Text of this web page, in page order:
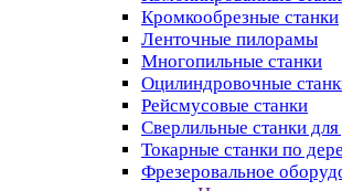
Кромкообрезные станки
Ленточные пилорамы
Многопильные станки
Оцилиндровочные
Рейсмусовые станки
Сверлильные станки
Токарные станки по
Фрезеровальное